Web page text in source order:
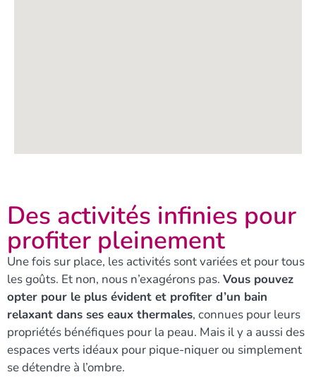
Des activités infinies pour
profiter pleinement
Une fois sur place, les activités sont variées et pour tous
les goûts. Et non, nous n’exagérons pas. Vous pouvez
opter pour le plus évident et profiter d’un bain
relaxant dans ses eaux thermales, connues pour leurs
propriétés bénéfiques pour la peau. Mais il y a aussi des
espaces verts idéaux pour pique-niquer ou simplement
se détendre à l’ombre.